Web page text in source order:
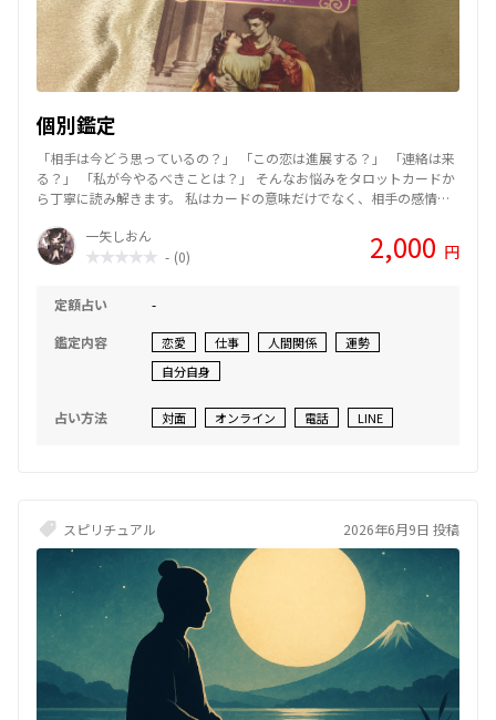
個別鑑定
「相手は今どう思っているの？」 「この恋は進展する？」 「連絡は来
る？」 「私が今やるべきことは？」 そんなお悩みをタロットカードか
ら丁寧に読み解きます。 私はカードの意味だけでなく、相手の感情や
ち ・恋愛の今後の展開 ・復縁 ・片思い ・複雑恋愛 ・人間関係 ・仕事
・1年間の運気 ・身体の相性 ・今必要なメッセージ 鑑定内容 ・カード
りたい ✓ 恋愛の行方が気になる ✓ 自分がどう動けばいいか知りたい ✓
背中を押してほしい カードから見えたままをお伝えします。 良い結果
だけではなく、必要なメッセージも誠実にお届けいたします。 あなた
の心が少しでも軽くなり、前に進むきっかけになれば幸いです🍀
一矢しおん
- (0) 2,000 円
定額占い
-
鑑定内容
恋愛 仕事 人間関係
運勢
自分自身
占い方法 対面 オンライン 電話 LINE
スピリチュアル 2026年6月9日 投稿